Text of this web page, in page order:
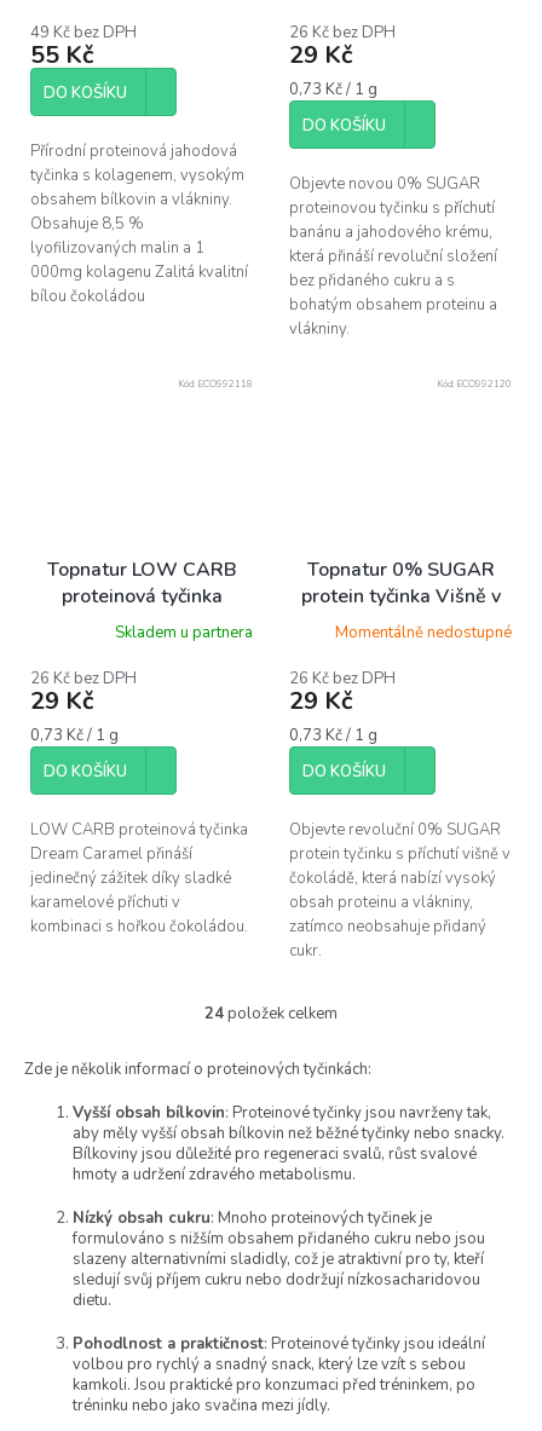
49 Kč bez DPH
55 Kč
DO KOŠÍKU
Přírodní proteinová jahodová
tyčinka s kolagenem, vysokým
obsahem bílkovin a vlákniny.
Obsahuje 8,5 %
lyofilizovaných malin a 1
000mg kolagenu Zalitá kvalitní
bílou čokoládou
26 Kč bez DPH
29 Kč
Měrná
cena:
0,73 Kč / 1 g
DO KOŠÍKU
Objevte novou 0% SUGAR
proteinovou tyčinku s příchutí
banánu a jahodového krému,
která přináší revoluční složení
bez přidaného cukru a s
bohatým obsahem proteinu a
vlákniny.
Topnatur LOW CARB
proteinová tyčinka
Dream Caramel, 40 g
Skladem u partnera
26 Kč bez DPH
29 Kč
Měrná
cena:
0,73 Kč / 1 g
DO KOŠÍKU
LOW CARB proteinová tyčinka
Dream Caramel přináší
jedinečný zážitek díky sladké
karamelové příchuti v
kombinaci s hořkou čokoládou.
Kód: ECO992118
Topnatur 0% SUGAR
protein tyčinka Višně v
čokoládě, 40 g
Momentálně nedostupné
26 Kč bez DPH
29 Kč
Měrná
cena:
0,73 Kč / 1 g
DO KOŠÍKU
Objevte revoluční 0% SUGAR
protein tyčinku s příchutí višně v
čokoládě, která nabízí vysoký
obsah proteinu a vlákniny,
zatímco neobsahuje přidaný
cukr.
Kód: ECO992120
O
l
d
a
c
í
r
v
k
ý
p
i
s
24 položek celkem
Zde je několik informací o proteinových tyčinkách:
Vyšší obsah bílkovin: Proteinové tyčinky jsou navrženy tak,
aby měly vyšší obsah bílkovin než běžné tyčinky nebo snacky.
Bílkoviny jsou důležité pro regeneraci svalů, růst svalové
hmoty a udržení zdravého metabolismu.
Nízký obsah cukru: Mnoho proteinových tyčinek je
formulováno s nižším obsahem přidaného cukru nebo jsou
slazeny alternativními sladidly, což je atraktivní pro ty, kteří
sledují svůj příjem cukru nebo dodržují nízkosacharidovou
dietu.
Pohodlnost a praktičnost: Proteinové tyčinky jsou ideální
volbou pro rychlý a snadný snack, který lze vzít s sebou
kamkoli. Jsou praktické pro konzumaci před tréninkem, po
tréninku nebo jako svačina mezi jídly.